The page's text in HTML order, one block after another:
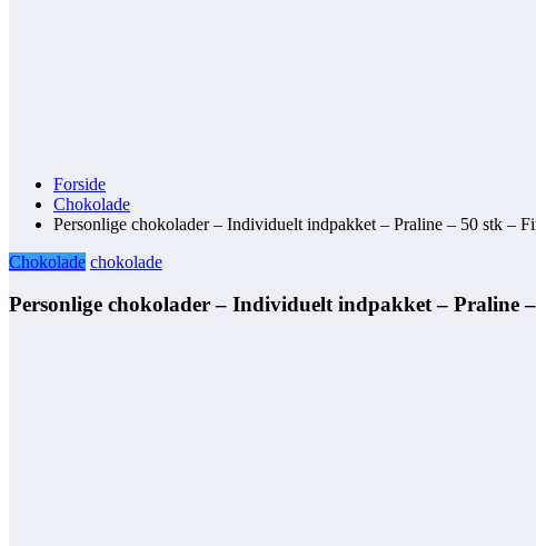
Forside
Chokolade
Personlige chokolader – Individuelt indpakket – Praline – 50 stk –
Chokolade chokolade
Personlige chokolader – Individuelt indpakket – Praline